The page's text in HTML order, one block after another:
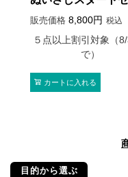
販売価格 8,800 税込
５点以上割引対象（
で）
カートに入れる
目的から選ぶ